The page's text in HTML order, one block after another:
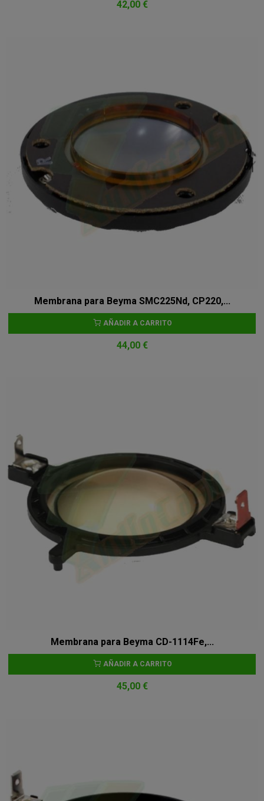
42,00 €
Membrana para Beyma SMC225Nd, CP220,...
AÑADIR A CARRITO
44,00 €
Membrana para Beyma CD-1114Fe,...
AÑADIR A CARRITO
45,00 €